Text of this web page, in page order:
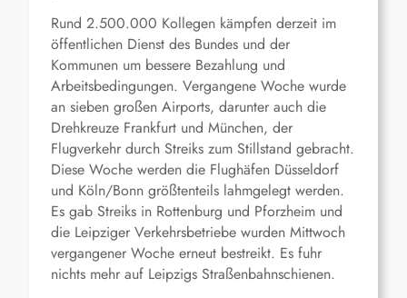
Rund 2.500.000 Kollegen kämpfen derzeit im
öffentlichen Dienst des Bundes und der
Kommunen um bessere Bezahlung und
Arbeitsbedingungen. Vergangene Woche wurde
an sieben großen Airports, darunter auch die
Drehkreuze Frankfurt und München, der
Flugverkehr durch Streiks zum Stillstand gebracht.
Diese Woche werden die Flughäfen Düsseldorf
und Köln/Bonn größtenteils lahmgelegt werden.
Es gab Streiks in Rottenburg und Pforzheim und
die Leipziger Verkehrsbetriebe wurden Mittwoch
vergangener Woche erneut bestreikt. Es fuhr
nichts mehr auf Leipzigs Straßenbahnschienen.